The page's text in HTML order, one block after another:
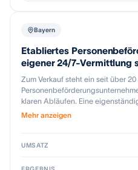
Bayern
Etabliertes
eigener 24/7-Vermittlung
Zum Verkauf steht ein seit über
klaren Abläufen. Eine
und Dispositionsorganisation (365
wiederkehrenden
Kundengruppen. Der gepflegte,
Mehr anzeigen
UMSATZ
ERGEBNIS